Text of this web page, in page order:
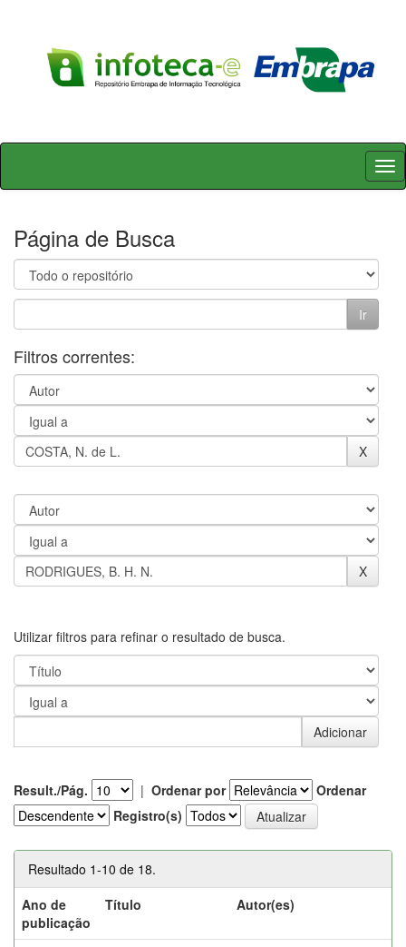
Skip
Página de Busca
Filtros correntes:
Utilizar filtros para refinar o resultado de busca.
Result./Pág. | Ordenar por
Ordenar
Registro(s)
Resultado 1-10 de 18.
Ano de
publicação
Título Autor(es)